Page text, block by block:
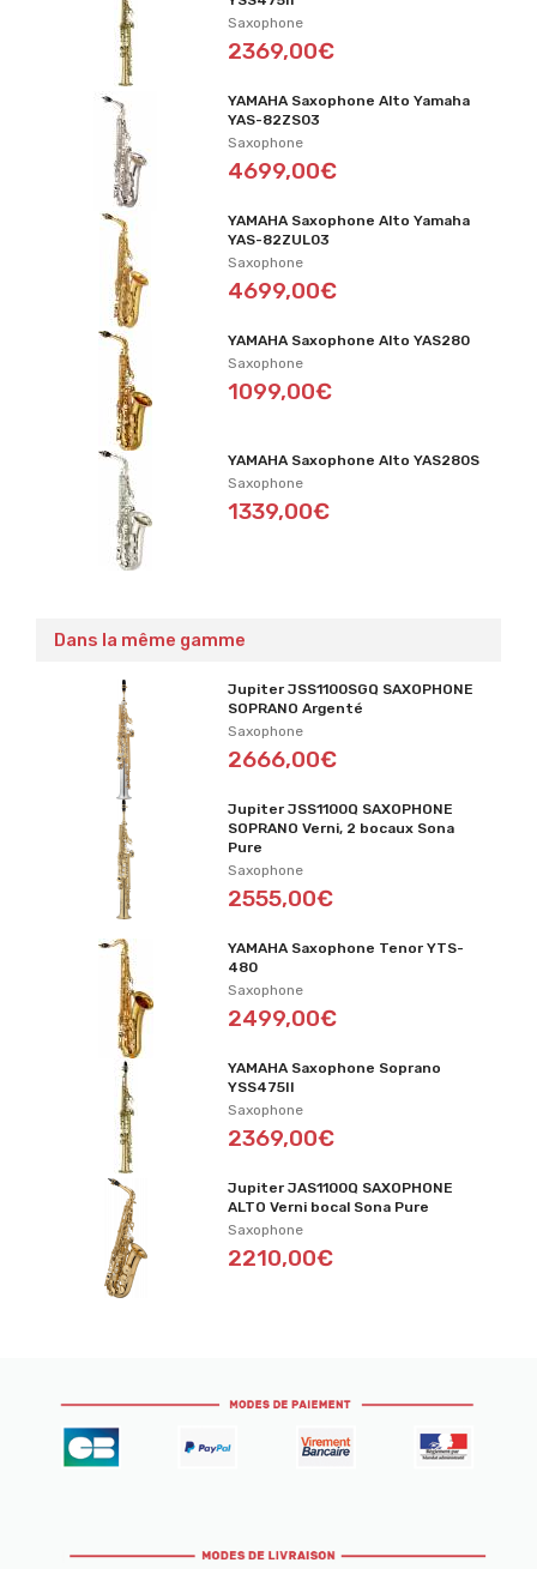
Saxophone
2369,00€
YAMAHA Saxophone Alto Yamaha
YAS-82ZS03
Saxophone
4699,00€
YAMAHA Saxophone Alto Yamaha
YAS-82ZUL03
Saxophone
4699,00€
YAMAHA Saxophone Alto YAS280
Saxophone
1099,00€
YAMAHA Saxophone Alto YAS280S
Saxophone
1339,00€
Dans la même gamme
Jupiter JSS1100SGQ SAXOPHONE
SOPRANO Argenté
Saxophone
2666,00€
Jupiter JSS1100Q SAXOPHONE
SOPRANO Verni, 2 bocaux Sona
Pure
Saxophone
2555,00€
YAMAHA Saxophone Tenor YTS-
480
Saxophone
2499,00€
YAMAHA Saxophone Soprano
YSS475II
Saxophone
2369,00€
Jupiter JAS1100Q SAXOPHONE
ALTO Verni bocal Sona Pure
Saxophone
2210,00€